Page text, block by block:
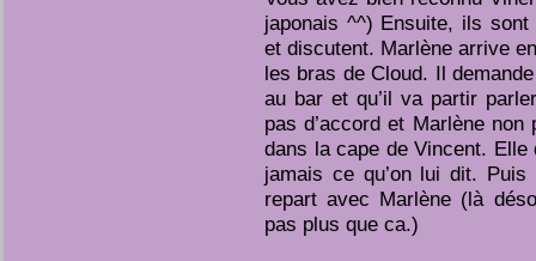
japonais ^^) Ensuite, ils
et discutent. Marlène arrive
les bras de Cloud. Il
au bar et qu’il va partir
pas d’accord et Marlène
dans la cape de Vincent. Elle
jamais ce qu’on lui dit. Puis
repart avec Marlène (là
pas plus que ca.)